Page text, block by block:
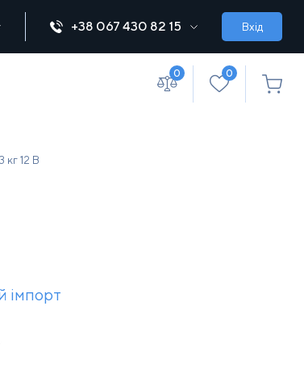
+38 067 430 82 15 Вхід
0 0
кг 12 В
імпорт